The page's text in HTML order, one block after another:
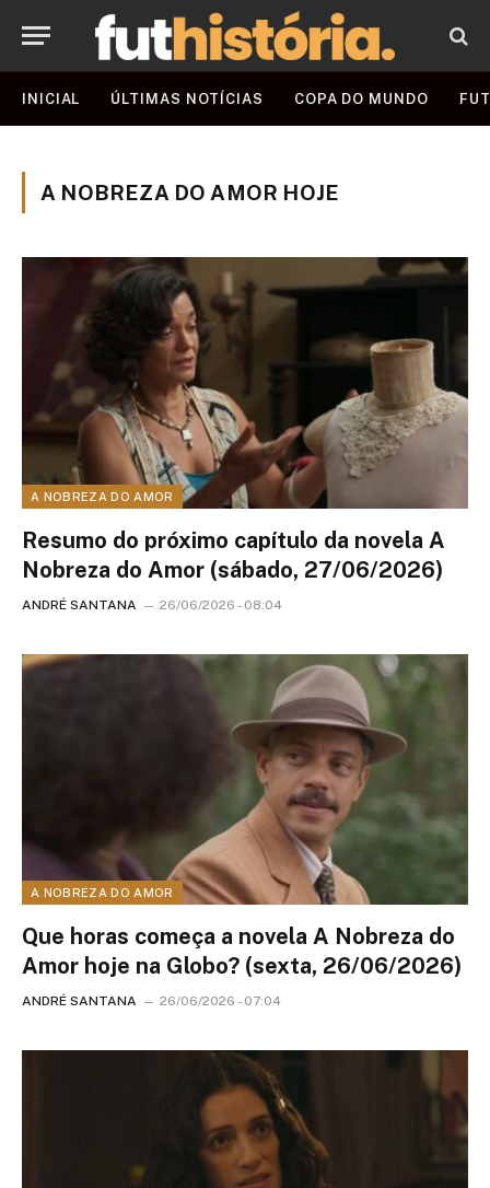
INICIAL ÚLTIMAS NOTÍCIAS COPA DO MUNDO
A NOBREZA DO AMOR HOJE
A NOBREZA DO AMOR
Resumo do próximo capítulo da novela A
Nobreza do Amor (sábado, 27/06/2026)
ANDRÉ SANTANA 26/06/2026 - 08:04
A NOBREZA DO AMOR
Que horas começa a novela A Nobreza do
Amor hoje na Globo? (sexta, 26/06/2026)
ANDRÉ SANTANA 26/06/2026 - 07:04